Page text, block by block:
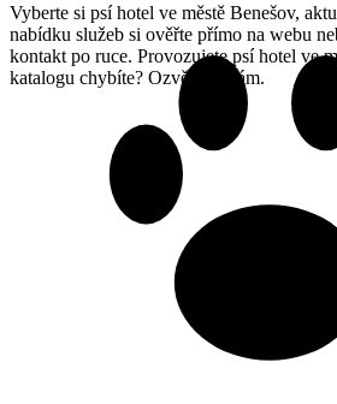
Vyberte si psí hotel ve městě Benešov,
nabídku služeb si ověřte přímo na webu
kontakt po ruce. Provozujete psí hotel ve
katalogu chybíte? Ozvěte se nám.